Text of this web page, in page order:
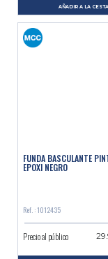
AÑADIR A LA CESTA
FUNDA BASCULANTE
EPOXI NEGRO
Ref. : 1012435
Precio al público